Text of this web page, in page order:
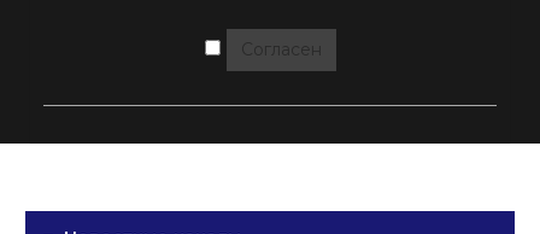
Согласен